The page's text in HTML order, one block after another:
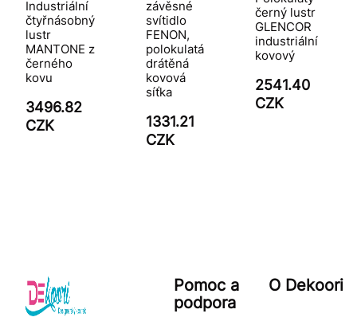
Industriální
čtyřnásobný
lustr
MANTONE z
černého
kovu
3496.82
CZK
závěsné
svítidlo
FENON,
polokulatá
drátěná
kovová
síťka
1331.21
CZK
černý lustr
GLENCOR
industriální
kovový
2541.40
CZK
Pomoc a
podpora
O Dekoori